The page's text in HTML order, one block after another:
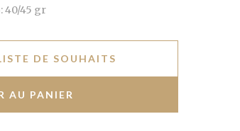
40/45 gr
DE SOUHAITS